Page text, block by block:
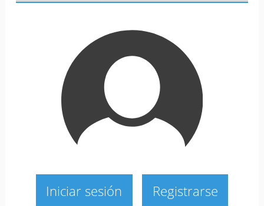
Iniciar sesión Registrarse